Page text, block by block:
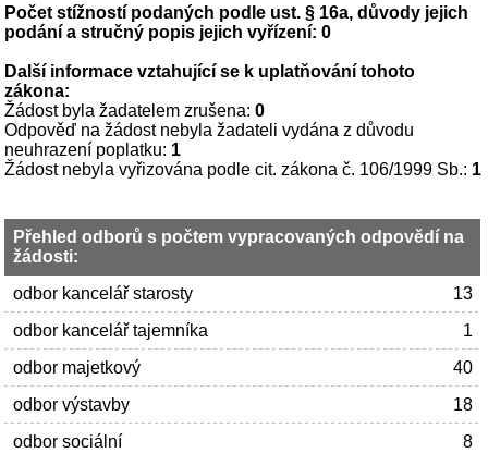
Počet stížností podaných podle ust. § 16a, důvody jejich
podání a stručný popis jejich vyřízení:0
Další informace vztahující se k uplatňování tohoto
zákona:
Žádost byla žadatelem zrušena:0
Odpověď na žádost nebyla žadateli vydána z důvodu
neuhrazení poplatku: 1
Žádost nebyla vyřizována podle cit. zákona č. 106/1999 Sb.: 1
Přehled odborů s počtem vypracovaných odpovědí na
žádosti:
odbor kancelář starosty
13
odbor kancelář tajemníka
1
odbor majetkový
40
odbor výstavby
18
odbor sociální
8